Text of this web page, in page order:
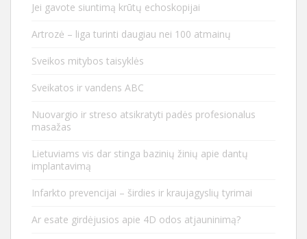
Jei gavote siuntimą krūtų echoskopijai
Artrozė – liga turinti daugiau nei 100 atmainų
Sveikos mitybos taisyklės
Sveikatos ir vandens ABC
Nuovargio ir streso atsikratyti padės profesionalus
masažas
Lietuviams vis dar stinga bazinių žinių apie dantų
implantavimą
Infarkto prevencijai – širdies ir kraujagyslių tyrimai
Ar esate girdėjusios apie 4D odos atjauninimą?